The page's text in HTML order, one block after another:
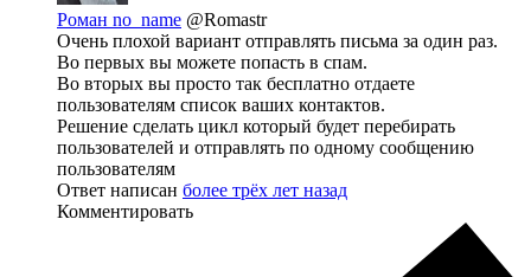
Роман no_name @Romastr
Очень плохой вариант отправлять письма за один раз.
Во первых вы можете попасть в спам.
Во вторых вы просто так бесплатно отдаете
пользователям список ваших контактов.
Решение сделать цикл который будет перебирать
пользователей и отправлять по одному сообщению
пользователям
Ответ написан более трёх лет назад
Комментировать